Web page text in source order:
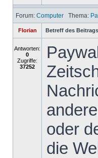
Forum: Computer Thema:
Florian Betreff des
Antworten:
0
Zugriffe:
37252
oder
die